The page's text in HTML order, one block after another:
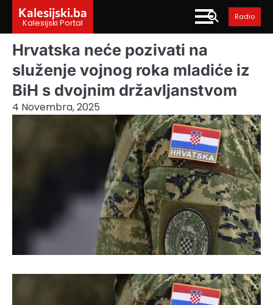
content
Kalesijski.ba
Kalesijski Portal
Radio
Hrvatska neće pozivati na
služenje vojnog roka mladiće iz
BiH s dvojnim državljanstvom
4 Novembra, 2025